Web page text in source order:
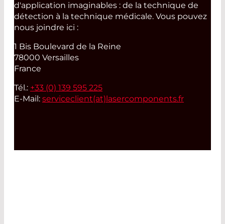
d'application imaginables : de la technique de
détection à la technique médicale. Vous pouvez
nous joindre ici :
1 Bis Boulevard de la Reine
78000 Versailles
France
Tél.: +33 (0) 139 595 225
E-Mail: serviceclient(at) lasercomponents.fr